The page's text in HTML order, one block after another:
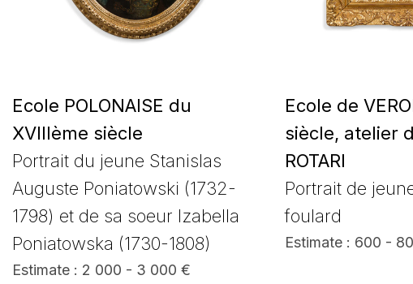
Ecole POLONAISE du
XVIIIème siècle
Portrait du jeune Stanislas
Auguste Poniatowski (1732-
1798) et de sa soeur Izabella
Poniatowska (1730-1808)
Estimate : 2 000 - 3 000 €
Ecole de
siècle, atelier
ROTARI
Portrait de
foulard
Estimate : 600 -